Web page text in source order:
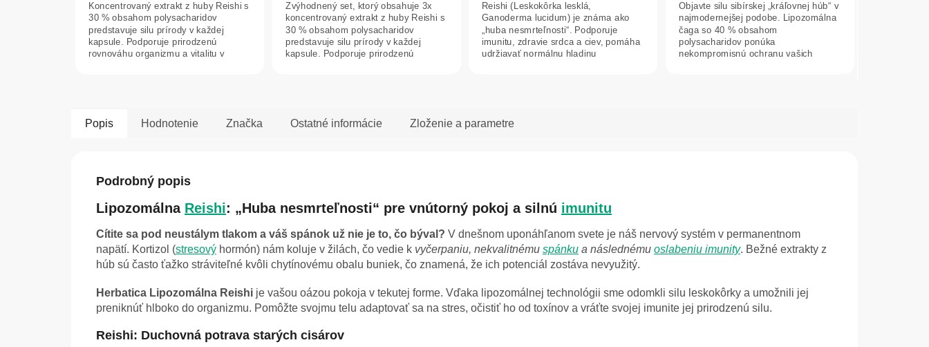
Koncentrovaný extrakt z huby Reishi s
30 % obsahom polysacharidov
predstavuje silu prírody v každej
kapsule. Podporuje prirodzenú
rovnováhu organizmu a vitalitu v
Zvýhodnený set, ktorý obsahuje 3x
koncentrovaný extrakt z huby Reishi s
30 % obsahom polysacharidov
predstavuje silu prírody v každej
kapsule. Podporuje prirodzenú
Reishi (Leskokôrka lesklá,
Ganoderma lucidum) je známa ako
„huba nesmrteľnosti“. Podporuje
imunitu, zdravie srdca a ciev, pomáha
udržiavať normálnu hladinu
z
5
hviezdičiek.
Objavte silu sibírskej „kráľovnej húb“ v
najmodernejšej podobe. Lipozomálna
čaga so 40 % obsahom
polysacharidov ponúka
nekompromisnú ochranu vašich
Popis Hodnotenie Značka Ostatné informácie Zloženie a parametre
Podrobný popis
Lipozomálna Reishi: „Huba nesmrteľnosti“ pre vnútorný pokoj a silnú imunitu
Cítite sa pod neustálym tlakom a váš spánok už nie je to, čo býval? V dnešnom uponáhľanom svete je náš nervový systém v permanentnom
napätí. Kortizol (stresový hormón) nám koluje v žilách, čo vedie k vyčerpaniu, nekvalitnému spánku a následnému oslabeniu imunity. Bežné extrakty z
húb sú často ťažko stráviteľné kvôli chytínovému obalu buniek, čo znamená, že ich potenciál zostáva nevyužitý.
Herbatica Lipozomálna Reishi je vašou oázou pokoja v tekutej forme. Vďaka lipozomálnej technológii sme odomkli silu leskokôrky a umožnili jej
preniknúť hlboko do organizmu. Pomôžte svojmu telu adaptovať sa na stres, očistiť ho od toxínov a vráťte svojej imunite jej prirodzenú silu.
Reishi: Duchovná potrava starých cisárov